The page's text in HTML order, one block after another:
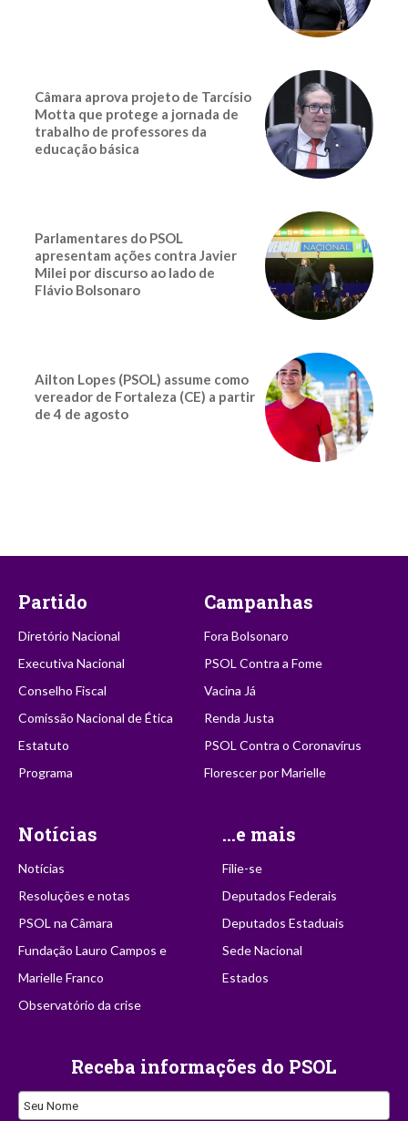
Câmara aprova projeto de Tarcísio
Motta que protege a jornada de
trabalho de professores da
educação básica
Parlamentares do PSOL
apresentam ações contra Javier
Milei por discurso ao lado de
Flávio Bolsonaro
Ailton Lopes (PSOL) assume como
vereador de Fortaleza (CE) a partir
de 4 de agosto
Partido
Diretório Nacional
Executiva Nacional
Conselho Fiscal
Comissão Nacional de Ética
Estatuto
Programa
Campanhas
Fora Bolsonaro
PSOL Contra a Fome
Vacina Já
Renda Justa
PSOL Contra o Coronavírus
Florescer por Marielle
Notícias
Notícias
Resoluções e notas
PSOL na Câmara
Fundação Lauro Campos e
Marielle Franco
Observatório da crise
...e mais
Filie-se
Deputados Federais
Deputados Estaduais
Sede Nacional
Estados
Receba informações do PSOL
Seu Nome